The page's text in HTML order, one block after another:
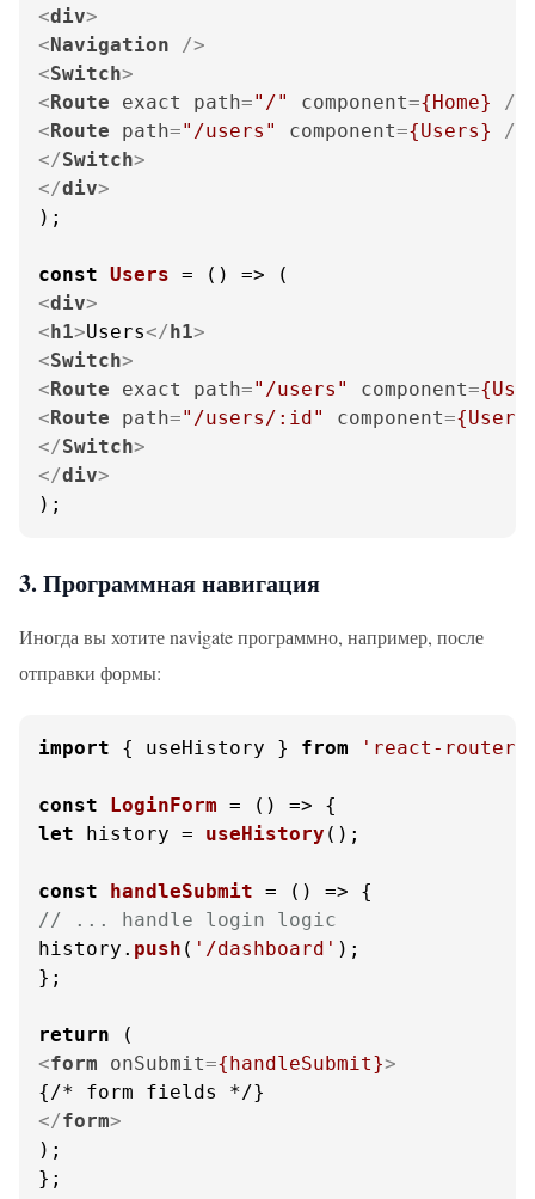
<div>
<Navigation />
<Switch>
<Route exact path="/" component={Home}
/>
<Route path="/users" component={Users}
/>
</Switch>
</div>
);
const Users = (
<div>
<h1>Users</h1>
<Switch>
<Route exact path="/users" component=
<Route path="/users/:id" component=
</Switch>
</div>
);
3. Программная навигация
Иногда вы хотите navigate программно, например, после
отправки формы:
import { useHistory } from 'react-router-
const LoginForm = (
let history = useHistory ();
const handleSubmit = (
// ... handle login logic
history. push ( '/dashboard' );
};
return
<form onSubmit={handleSubmit}>
</form>
);
};